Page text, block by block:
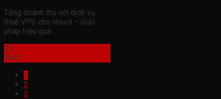
Tăng doanh thu với dịch vụ
thuê VPS cho resell – Giải
pháp hiệu quả ...
21
Th12
1
2
3